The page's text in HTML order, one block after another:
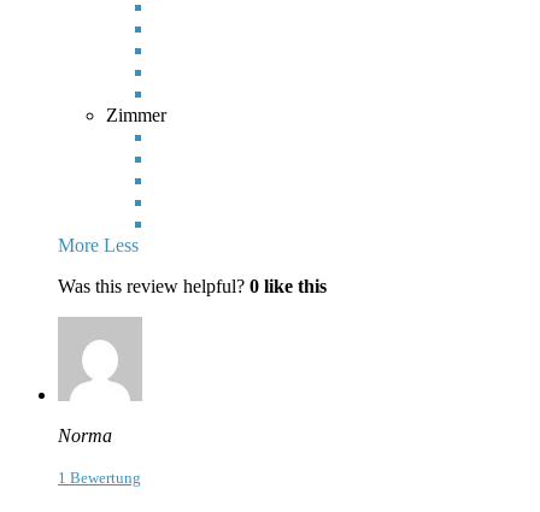
Zimmer
More Less
Was this review helpful? 0 like this
Norma
1 Bewertung